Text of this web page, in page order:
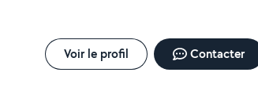
Voir le profil Contacter